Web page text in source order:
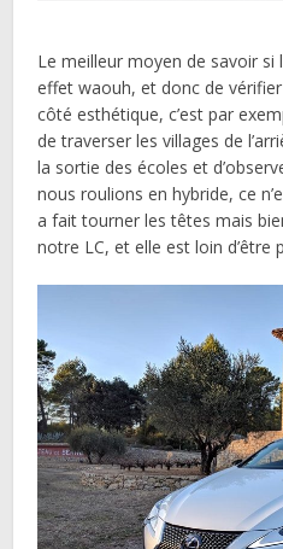
Le meilleur moyen de savoir si
effet waouh, et donc de
côté esthétique, c’est par
de traverser les villages de
la sortie des écoles et
nous roulions en hybride, ce
a fait tourner les têtes mais
notre LC, et elle est loin d’être